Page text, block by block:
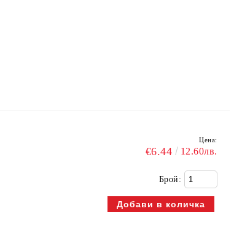
Цена:
€6.44 12.60лв.
Брой: